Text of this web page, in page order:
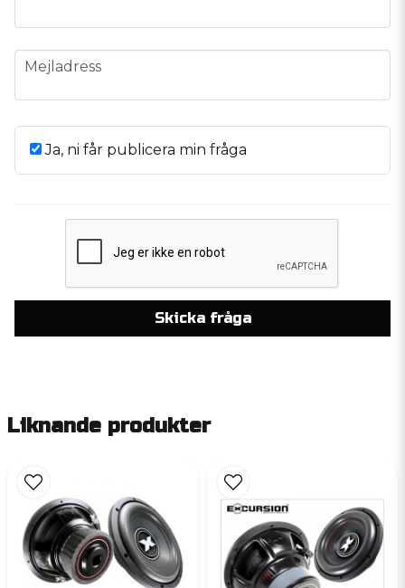
email
Mejladress
Ja, ni får publicera min fråga
Skicka fråga
Liknande produkter